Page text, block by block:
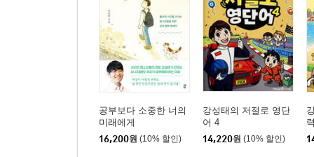
공부보다 소중한 너의
미래에게
16,200원 (10% 할인)
강성태의 저절로 영단
어 4
14,220원 (10% 할인)